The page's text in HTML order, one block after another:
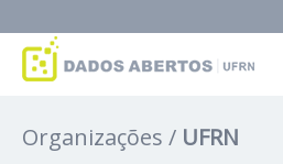
Grupos
Organizações UFRN